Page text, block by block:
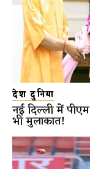
देश दुनिया
नई दिल्ली में
भी मुलाकात!